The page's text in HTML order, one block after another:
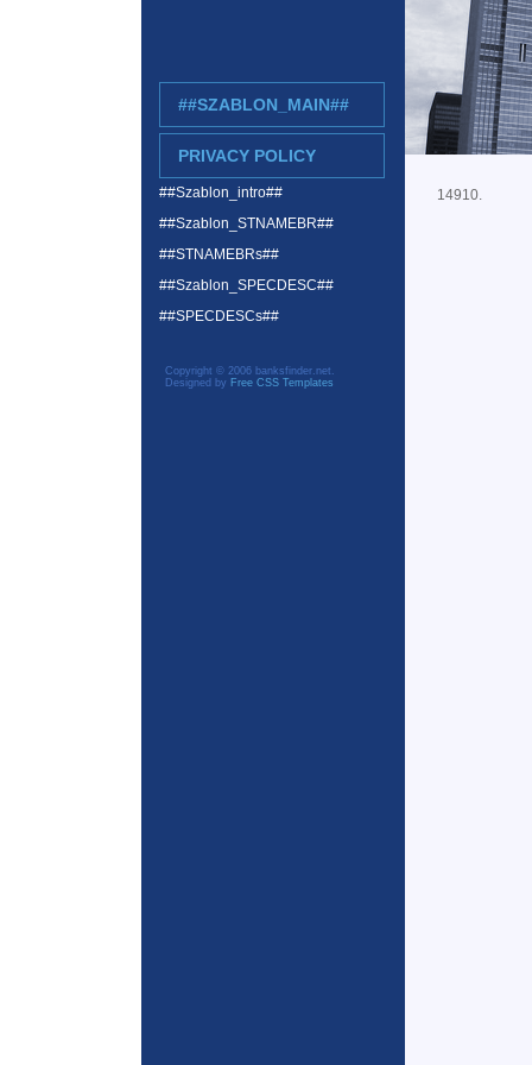
##SZABLON_MAIN##
PRIVACY POLICY
##Szablon_intro##
##Szablon_STNAMEBR##
##STNAMEBRs##
##Szablon_SPECDESC##
##SPECDESCs##
Copyright © 2006 banksfinder.net.
Designed by Free CSS Templates
14910.